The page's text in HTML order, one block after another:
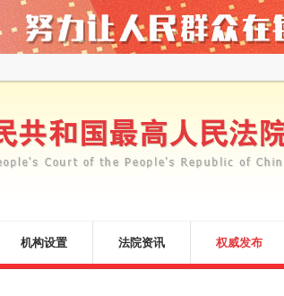
机构设置 法院资讯 权威发布